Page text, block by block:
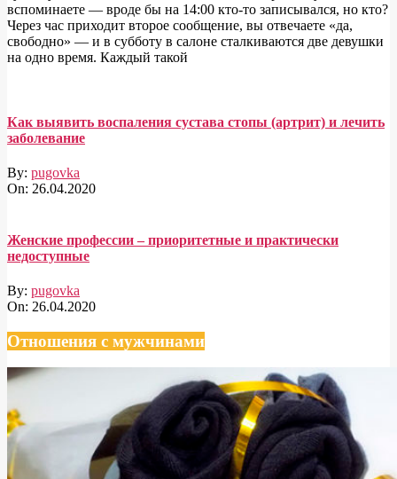
вспоминаете — вроде бы на 14:00 кто-то записывался, но кто?
Через час приходит второе сообщение, вы отвечаете «да,
свободно» — и в субботу в салоне сталкиваются две девушки
на одно время. Каждый такой
Как выявить воспаления сустава стопы (артрит) и лечить
заболевание
By: pugovka
On: 26.04.2020
Женские профессии – приоритетные и практически
недоступные
By: pugovka
On: 26.04.2020
Отношения с мужчинами